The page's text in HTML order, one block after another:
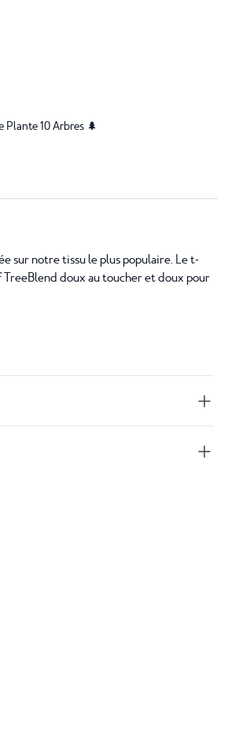
Plante 10 Arbres 🌲
sur notre tissu le plus populaire. Le t-
doux au toucher et doux pour